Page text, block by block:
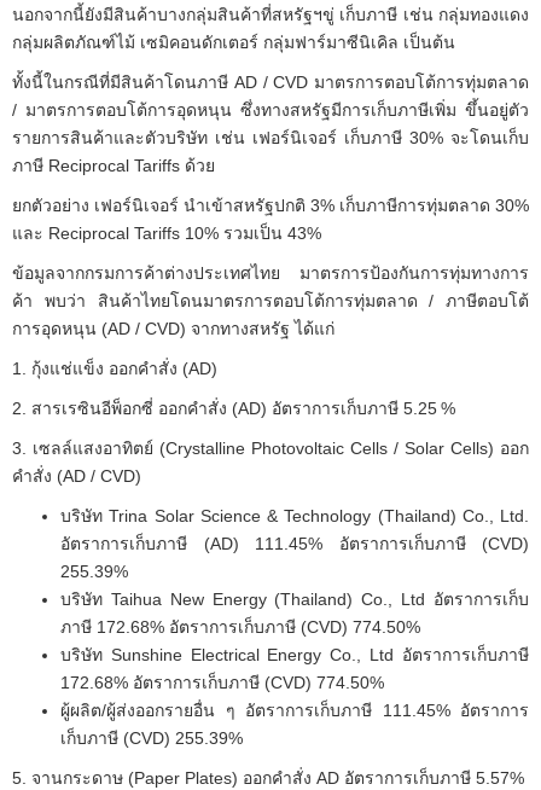
นอกจากนี้ยังมีสินค้าบางกลุ่มสินค้าที่สหรัฐฯขู่ เก็บภาษี เช่น กลุ่มทองแดง
กลุ่มผลิตภัณฑ์ไม้ เซมิคอนดักเตอร์ กลุ่มฟาร์มาซีนิเคิล เป็นต้น
ทั้งนี้ในกรณีที่มีสินค้าโดนภาษี AD / CVD มาตรการตอบโต้การทุ่มตลาด
/ มาตรการตอบโต้การอุดหนุน ซึ่งทางสหรัฐมีการเก็บภาษีเพิ่ม ขึ้นอยู่ตัว
รายการสินค้าและตัวบริษัท เช่น เฟอร์นิเจอร์ เก็บภาษี 30% จะโดนเก็บ
ภาษี Reciprocal Tariffs ด้วย
ยกตัวอย่าง เฟอร์นิเจอร์ นำเข้าสหรัฐปกติ 3% เก็บภาษีการทุ่มตลาด 30%
และ Reciprocal Tariffs 10% รวมเป็น 43%
ข้อมูลจากกรมการค้าต่างประเทศไทย มาตรการป้องกันการทุ่มทางการ
ค้า พบว่า สินค้าไทยโดนมาตรการตอบโต้การทุ่มตลาด / ภาษีตอบโต้
การอุดหนุน (AD / CVD) จากทางสหรัฐ ได้แก่
1. กุ้งแช่แข็ง ออกคำสั่ง (AD)
2. สารเรซินอีพ็อกซี่ ออกคำสั่ง (AD) อัตราการเก็บภาษี 5.25 %
3. เซลล์แสงอาทิตย์ (Crystalline Photovoltaic Cells / Solar Cells) ออก
คำสั่ง (AD / CVD)
บริษัท Trina Solar Science & Technology (Thailand) Co., Ltd.
อัตราการเก็บภาษี (AD) 111.45% อัตราการเก็บภาษี (CVD)
255.39%
บริษัท Taihua New Energy (Thailand) Co., Ltd อัตราการเก็บ
ภาษี 172.68% อัตราการเก็บภาษี (CVD) 774.50%
บริษัท Sunshine Electrical Energy Co., Ltd อัตราการเก็บภาษี
172.68% อัตราการเก็บภาษี (CVD) 774.50%
ผู้ผลิต/ผู้ส่งออกรายอื่น ๆ อัตราการเก็บภาษี 111.45% อัตราการ
เก็บภาษี (CVD) 255.39%
5. จานกระดาษ (Paper Plates) ออกคำสั่ง AD อัตราการเก็บภาษี 5.57%